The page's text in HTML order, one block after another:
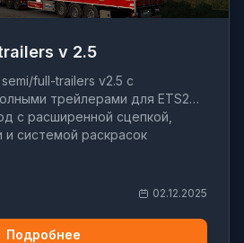
v 2.5
full-trailers v2.5 с
трейлерами для ETS2
с расширенной сцепкой,
системой раскрасок
02.12.2025
Подробнее